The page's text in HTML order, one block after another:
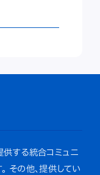
供する統合コミュニ
その他、提供してい